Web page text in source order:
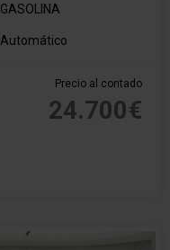
GASOLINA
Automático
Precio al contado
24.700€